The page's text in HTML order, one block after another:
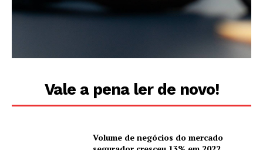
Vale a pena ler de novo!
Volume de negócios do mercado